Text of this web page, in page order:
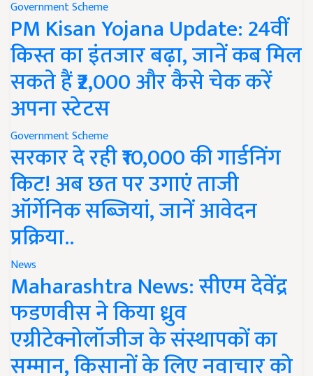
Government Scheme
PM Kisan Yojana Update: 24वीं
किस्त का इंतजार बढ़ा, जानें कब मिल
सकते हैं ₹2,000 और कैसे चेक करें
अपना स्टेटस
Government Scheme
सरकार दे रही ₹10,000 की गार्डनिंग
किट! अब छत पर उगाएं ताजी
ऑर्गेनिक सब्जियां, जानें आवेदन
प्रक्रिया..
News
Maharashtra News: सीएम देवेंद्र
फडणवीस ने किया ध्रुव
एग्रीटेक्नोलॉजीज के संस्थापकों का
सम्मान, किसानों के लिए नवाचार को